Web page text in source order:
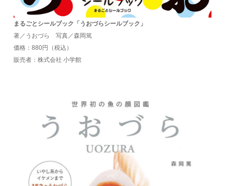
まるごとシールブック「うおづらシールブック」
著／うおづら 写真／森岡篤
価格：880円（税込）
販売者：株式会社 小学館